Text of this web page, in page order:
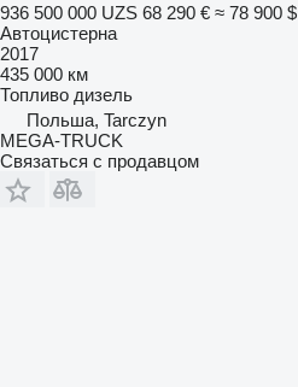
936 500 000 UZS 68 290 € ≈ 78 900 $
Автоцистерна
2017
435 000 км
Топливо дизель
Польша, Tarczyn
MEGA-TRUCK
Связаться с продавцом